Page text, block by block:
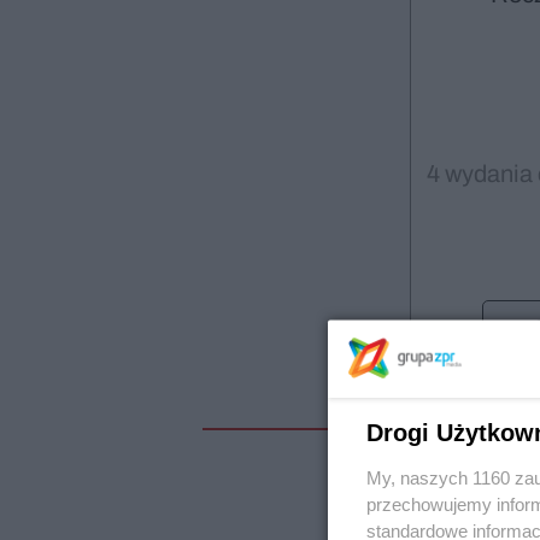
4 wydania
Drogi
My, naszych 1160
przechowujemy
standardowe